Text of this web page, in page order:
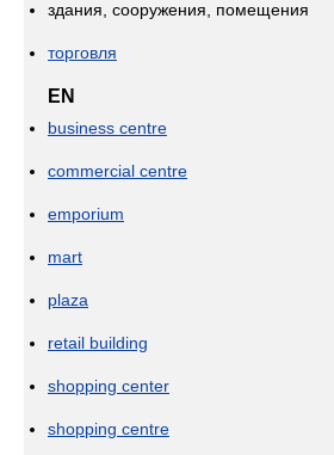
здания, сооружения, помещения
торговля
EN
business centre
commercial centre
emporium
mart
plaza
retail building
shopping center
shopping centre